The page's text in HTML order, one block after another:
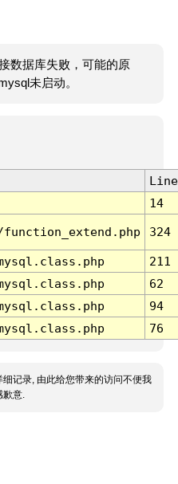
数据库失败，可能的原
未启动。
Line
14
324
211
62
94
76
记录, 由此给您带来的访问不便我
歉意.